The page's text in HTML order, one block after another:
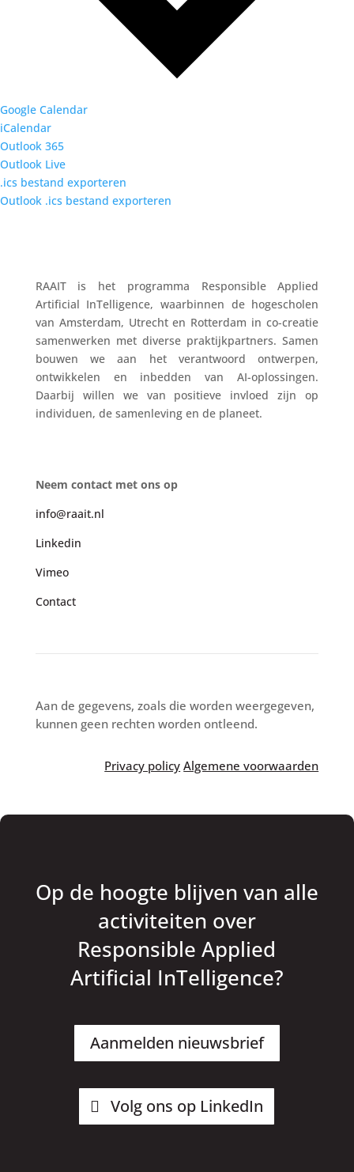
Google Calendar
iCalendar
Outlook 365
Outlook Live
.ics bestand exporteren
Outlook .ics bestand exporteren
RAAIT is het programma Responsible Applied
Artificial InTelligence, waarbinnen de hogescholen
van Amsterdam, Utrecht en Rotterdam in co-creatie
samenwerken met diverse praktijkpartners. Samen
bouwen we aan het verantwoord ontwerpen,
ontwikkelen en inbedden van AI-oplossingen.
Daarbij willen we van positieve invloed zijn op
individuen, de samenleving en de planeet.
Neem contact met ons op
info@raait.nl
Linkedin
Vimeo
Contact
Aan de gegevens, zoals die worden weergegeven,
kunnen geen rechten worden ontleend.
Privacy policy Algemene voorwaarden
Op de hoogte blijven van alle
activiteiten over
Responsible Applied
Artificial InTelligence?
Aanmelden nieuwsbrief
Volg ons op LinkedIn